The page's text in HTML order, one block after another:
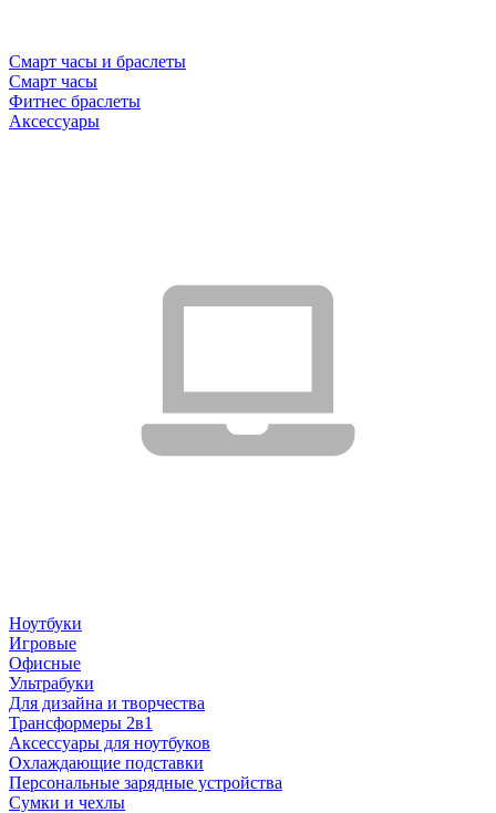
Смарт часы и браслеты
Смарт часы
Фитнес браслеты
Аксессуары
Ноутбуки
Игровые
Офисные
Ультрабуки
Для дизайна и творчества
Трансформеры 2в1
Аксессуары для ноутбуков
Охлаждающие подставки
Персональные зарядные устройства
Сумки и чехлы